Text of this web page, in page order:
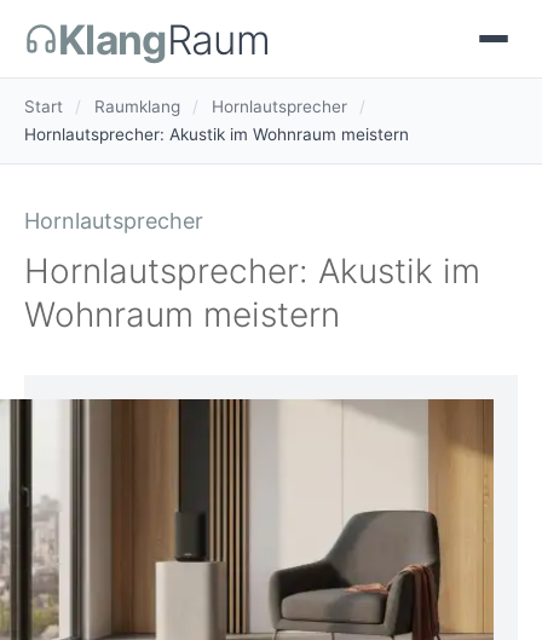
KlangRaum
Start / Raumklang / Hornlautsprecher
/
Hornlautsprecher: Akustik im Wohnraum meistern
Hornlautsprecher
Hornlautsprecher: Akustik im
Wohnraum meistern